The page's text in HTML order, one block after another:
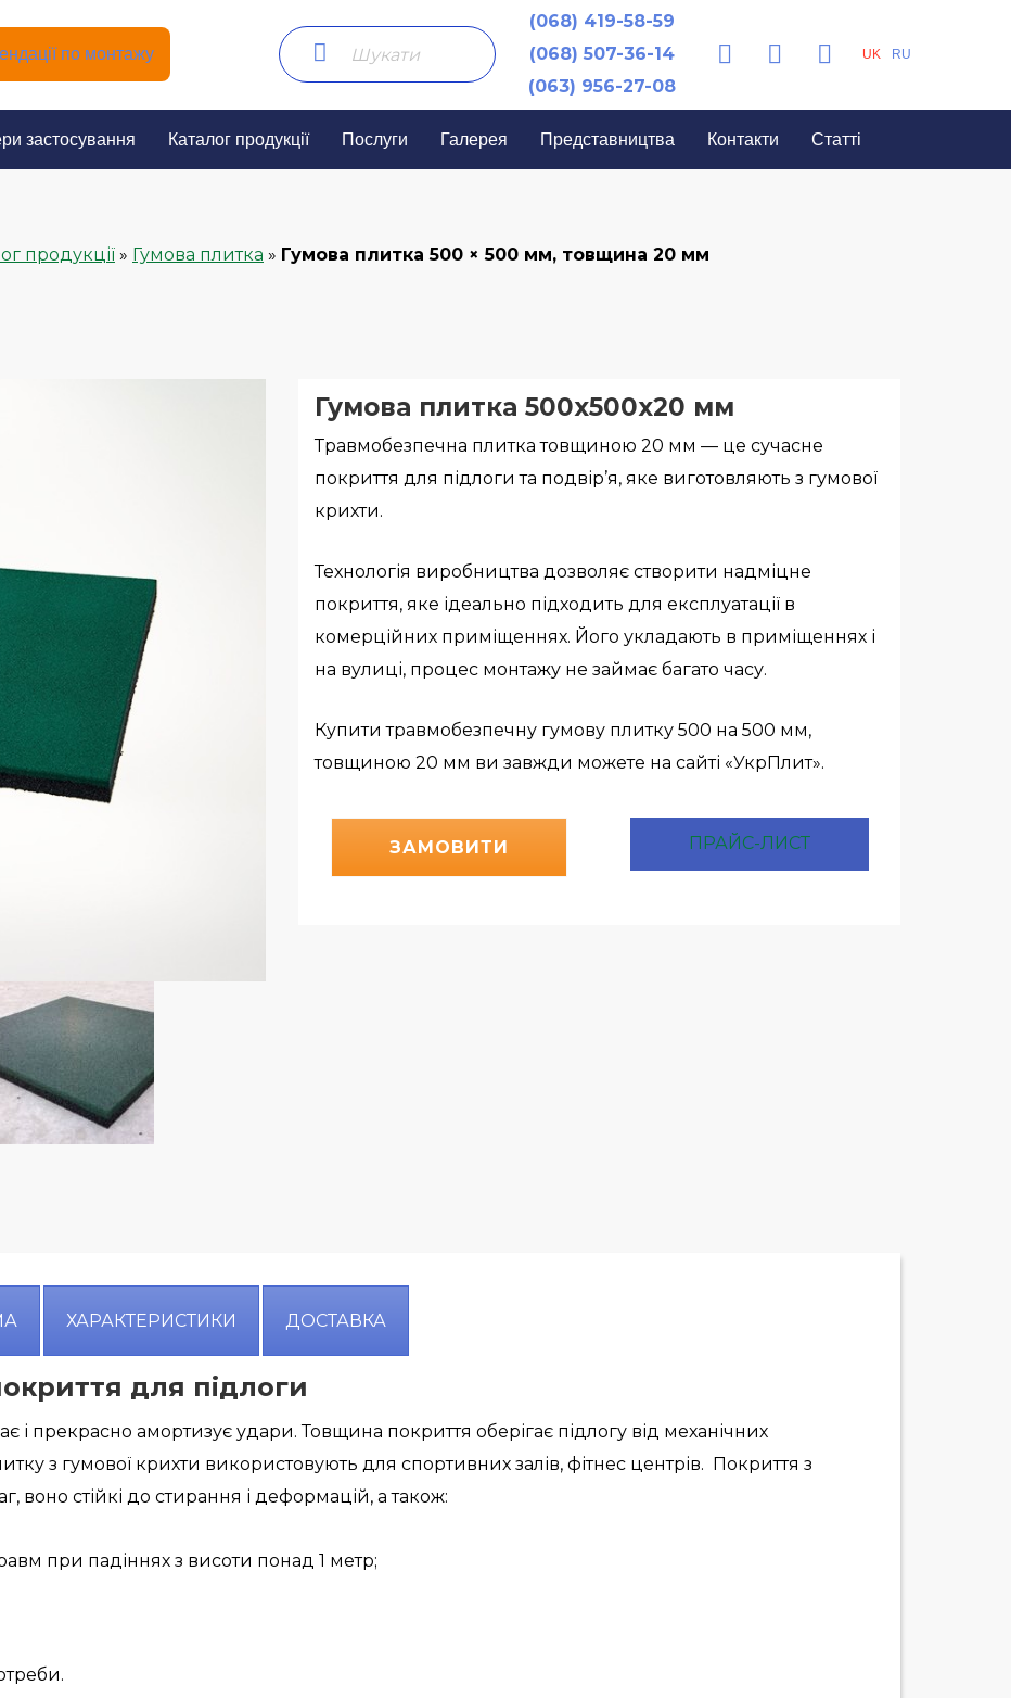
по монтажу
(068) 419-58-59
(068) 507-36-14
(063) 956-27-08
UK RU
застосування Каталог продукції Послуги Галерея Представництва Контакти Статті
продукції » Гумова плитка » Гумова плитка 500 × 500 мм, товщина 20 мм
Гумова плитка 500х500х20 мм
Травмобезпечна плитка товщиною 20 мм — це сучасне
покриття для підлоги та подвір’я, яке виготовляють з гумової
крихти.
Технологія виробництва дозволяє створити надміцне
покриття, яке ідеально підходить для експлуатації в
комерційних приміщеннях. Його укладають в приміщеннях і
на вулиці, процес монтажу не займає багато часу.
Купити травмобезпечну гумову плитку 500 на 500 мм,
товщиною 20 мм ви завжди можете на сайті «УкрПлит».
ЗАМОВИТИ ПРАЙС-ЛИСТ
ХАРАКТЕРИСТИКИ ДОСТАВКА
для підлоги
і прекрасно амортизує удари. Товщина покриття оберігає підлогу від механічних
з гумової крихти використовують для спортивних залів, фітнес центрів. Покриття з
воно стійкі до стирання і деформацій, а також:
при падіннях з висоти понад 1 метр;